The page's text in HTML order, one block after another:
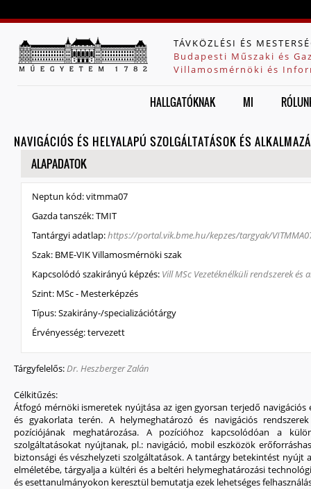
TÁVKÖZLÉSI ÉS
Budapesti Műszaki és
Villamosmérnöki és
HALLGATÓKNAK MI
NAVIGÁCIÓS ÉS HELYALAPÚ SZOLGÁLTATÁSOK ÉS
ELREJT
ALAPADATOK
Neptun kód:vitmma07
Gazda tanszék:TMIT
Tantárgyi adatlap:https://portal.vik.bme.hu/kepzes/targyak/
Szak: BME-VIK Villamosmérnöki szak
Kapcsolódó szakirányú képzés: Vill MSc Vezetéknélküli rendszerek
Szint: MSc - Mesterképzés
Típus:Szakirány-/specializációtárgy
Érvényesség:tervezett
Tárgyfelelős: Dr. Heszberger Zalán
Célkitűzés:
Átfogó mérnöki ismeretek nyújtása az igen gyorsan terjedő
és gyakorlata terén. A helymeghatározó és navigációs
pozíciójának meghatározása. A pozícióhoz kapcsolódóan a
szolgáltatásokat nyújtanak, pl.: navigáció, mobil eszközök
biztonsági és vészhelyzeti szolgáltatások. A tantárgy betekintést nyújt
elméletébe, tárgyalja a kültéri és a beltéri helymeghatározási
és esettanulmányokon keresztül bemutatja ezek lehetséges